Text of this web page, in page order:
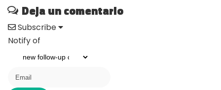
Deja un comentario
Subscribe
Notify of